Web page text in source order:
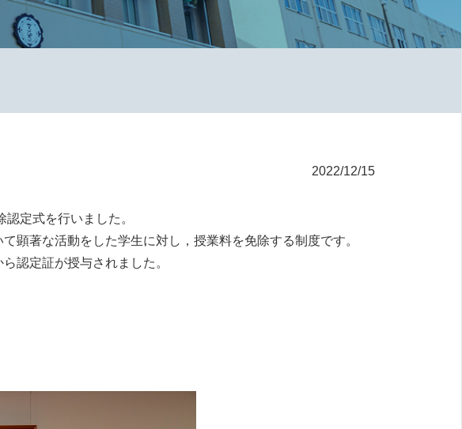
2022/12/15
定式を行いました。
顕著な活動をした学生に対し，授業料を免除する制度です。
認定証が授与されました。